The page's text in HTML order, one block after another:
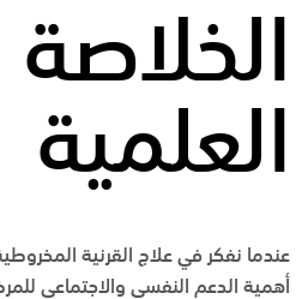
الخلاصة
العلمية
عندما نفكر في علاج القرنية
أهمية الدعم النفسي والاجتماعي